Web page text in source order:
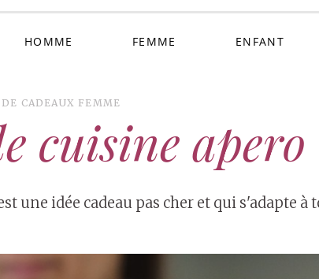
HOMME FEMME ENFANT
CADEAUX FEMME
cuisine apero
une idée cadeau pas cher et qui s'adapte